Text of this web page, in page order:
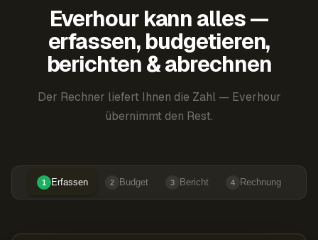
Everhour kann alles —
erfassen, budgetieren,
berichten & abrechnen
Der Rechner liefert Ihnen die Zahl — Everhour
übernimmt den Rest.
1 Erfassen 2 Budget 3 Bericht 4 Rechnung